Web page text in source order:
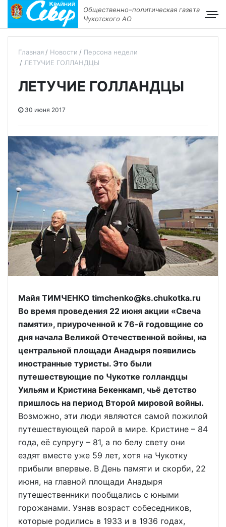
Общественно–политическая газета
Чукотского АО
Главная Новости
Персона недели
ЛЕТУЧИЕ ГОЛЛАНДЦЫ
ЛЕТУЧИЕ ГОЛЛАНДЦЫ
30 июня 2017
Майя ТИМЧЕНКО timchenko@ks.chukotka.ru
Во время проведения 22 июня акции «Свеча
памяти», приуроченной к 76-й годовщине со
дня начала Великой Отечественной войны, на
центральной площади Анадыря появились
иностранные туристы. Это были
путешествующие по Чукотке голландцы
Уильям и Кристина Бекенкамп, чьё детство
пришлось на период Второй мировой войны.
Возможно, эти люди являются самой пожилой
путешествующей парой в мире. Кристине – 84
года, её супругу – 81, а по белу свету они
ездят вместе уже 59 лет, хотя на Чукотку
прибыли впервые. В День памяти и скорби, 22
июня, на главной площади Анадыря
путешественники пообщались с юными
горожанами. Узнав возраст собеседников,
которые родились в 1933 и в 1936 годах,